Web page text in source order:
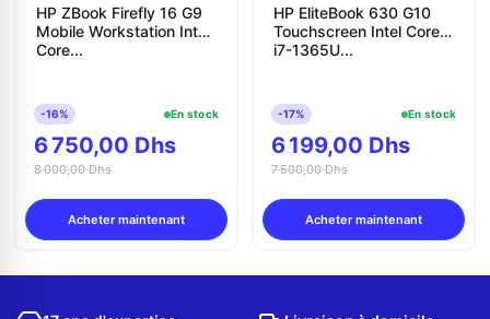
HP ZBook Firefly 16 G9
Mobile Workstation Intel
Core...
-16% En stock
6 750,00 Dhs
8 000,00 Dhs
Acheter maintenant
HP EliteBook 630 G10
Touchscreen Intel Core
i7-1365U...
-17% En stock
6 199,00 Dhs
7 500,00 Dhs
Acheter maintenant